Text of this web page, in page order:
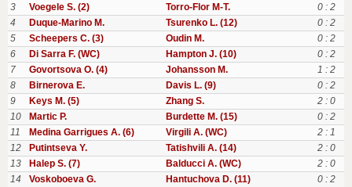
3 Voegele S. (2) Torro-Flor M-T.
0 : 2
4
Duque-Marino M. Tsurenko L. (12)
0 : 2
5
Scheepers C. (3) Oudin M.
0 : 2
6
Di Sarra F. (WC) Hampton J. (10)
0 : 2
7
Govortsova O. (4) Johansson M.
1 : 2
8
Birnerova E. Davis L. (9)
0 : 2
9
Keys M. (5) Zhang S.
2 : 0
10
Martic P. Burdette M. (15)
0 : 2
11
Medina Garrigues A. (6) Virgili A. (WC)
2 : 1
12
Putintseva Y. Tatishvili A. (14)
2 : 0
13
Halep S. (7) Balducci A. (WC)
2 : 0
14
Voskoboeva G. Hantuchova D. (11)
0 : 2